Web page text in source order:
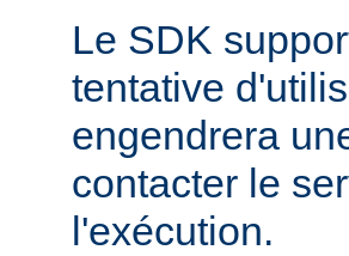
Le SDK
tentative
engendrera
contacter le
l'exécution.